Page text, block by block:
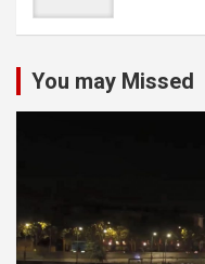
You may Missed